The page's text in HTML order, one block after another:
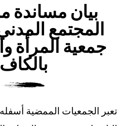
بيان مساندة
المجتمع
جمعية المرأة
بالكاف
تعبر الجمعيات الممضية